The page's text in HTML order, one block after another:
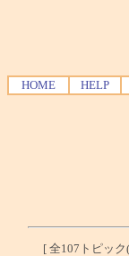
HOME HELP
[ 全107トピッ